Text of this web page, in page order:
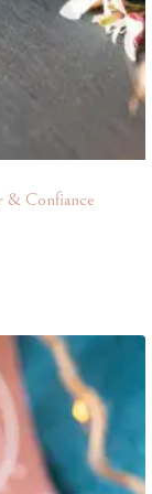
& Confiance